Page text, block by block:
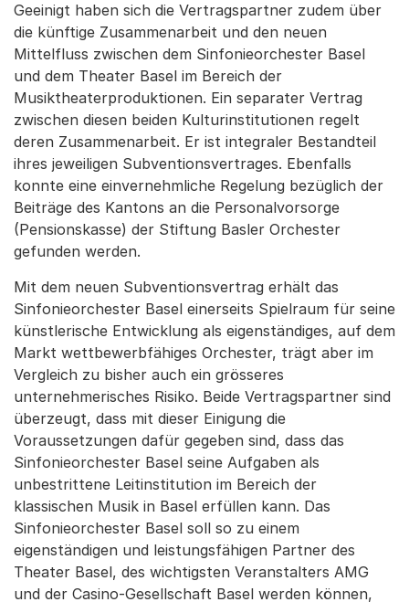
Geeinigt haben sich die Vertragspartner zudem über
die künftige Zusammenarbeit und den neuen
Mittelfluss zwischen dem Sinfonieorchester Basel
und dem Theater Basel im Bereich der
Musiktheaterproduktionen. Ein separater Vertrag
zwischen diesen beiden Kulturinstitutionen regelt
deren Zusammenarbeit. Er ist integraler Bestandteil
ihres jeweiligen Subventionsvertrages. Ebenfalls
konnte eine einvernehmliche Regelung bezüglich der
Beiträge des Kantons an die Personalvorsorge
(Pensionskasse) der Stiftung Basler Orchester
gefunden werden.
Mit dem neuen Subventionsvertrag erhält das
Sinfonieorchester Basel einerseits Spielraum für seine
künstlerische Entwicklung als eigenständiges, auf dem
Markt wettbewerbfähiges Orchester, trägt aber im
Vergleich zu bisher auch ein grösseres
unternehmerisches Risiko. Beide Vertragspartner sind
überzeugt, dass mit dieser Einigung die
Voraussetzungen dafür gegeben sind, dass das
Sinfonieorchester Basel seine Aufgaben als
unbestrittene Leitinstitution im Bereich der
klassischen Musik in Basel erfüllen kann. Das
Sinfonieorchester Basel soll so zu einem
eigenständigen und leistungsfähigen Partner des
Theater Basel, des wichtigsten Veranstalters AMG
und der Casino-Gesellschaft Basel werden können,